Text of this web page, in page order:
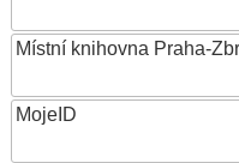
Místní knihovna Praha-
MojeID